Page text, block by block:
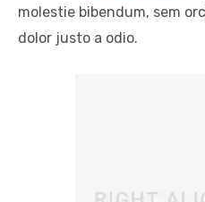
molestie bibendum, sem
dolor justo a odio.